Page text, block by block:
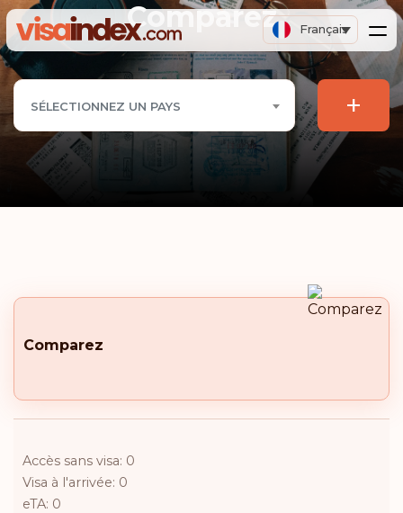
Français
Comparez
SÉLECTIONNEZ UN PAYS +
Comparez
Accès sans visa: 0
Visa à l'arrivée: 0
eTA: 0